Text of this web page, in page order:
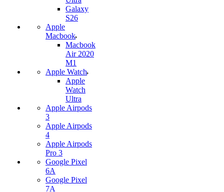
Galaxy
S26
Apple
Macbook
Macbook
Air 2020
M1
Apple Watch
Apple
Watch
Ultra
Apple Airpods
3
Apple Airpods
4
Apple Airpods
Pro 3
Google Pixel
6A
Google Pixel
7А